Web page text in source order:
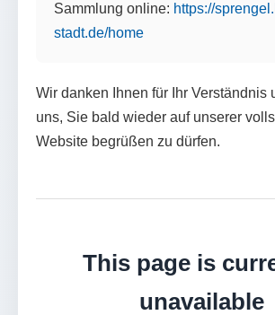
Sammlung online: https://
stadt.de/home
Wir danken Ihnen für Ihr Verständnis
uns, Sie bald wieder auf unserer
Website begrüßen zu dürfen.
This page is
unavailable